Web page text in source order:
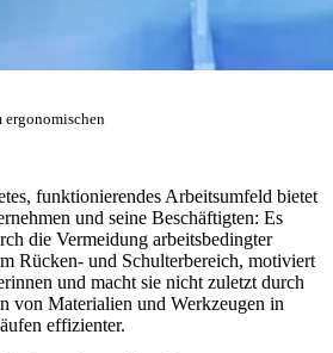
funktionierendes Arbeitsumfeld bietet
und seine Beschäftigten: Es
die Vermeidung arbeitsbedingter
Rücken- und Schulterbereich, motiviert
und macht sie nicht zuletzt durch
von Materialien und Werkzeugen in
effizienter.